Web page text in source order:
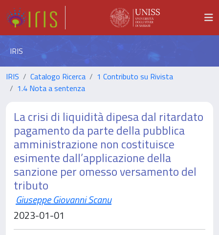
IRIS
IRIS Catalogo Ricerca
1 Contributo su Rivista
1.4 Nota a sentenza
La crisi di liquidità dipesa dal ritardato
pagamento da parte della pubblica
amministrazione non costituisce
esimente dall’applicazione della
sanzione per omesso versamento del
tributo
Giuseppe Giovanni Scanu
2023-01-01